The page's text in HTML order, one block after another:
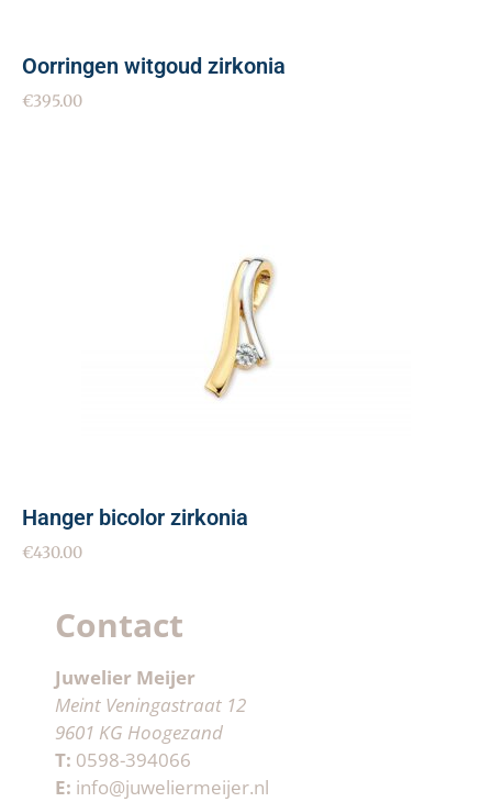
Oorringen witgoud zirkonia
€395.00
Hanger bicolor zirkonia
€430.00
Contact
Juwelier Meijer
Meint Veningastraat 12
9601 KG Hoogezand
T: 0598-394066
E: info@juweliermeijer.nl